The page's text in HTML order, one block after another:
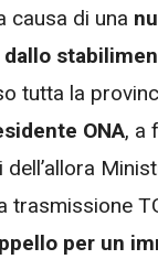
causa di una
tutta la
ONA, a
trasmissione
per un